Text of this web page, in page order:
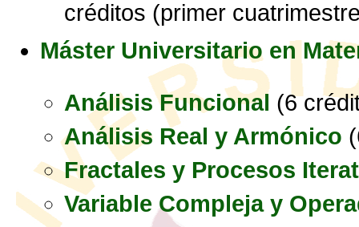
créditos (primer
Máster Universitario en
Análisis Funcional (6
Análisis Real y Armónico
Fractales y Procesos
Variable Compleja y